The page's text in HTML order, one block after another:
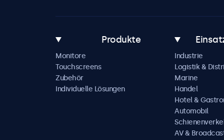
Produkte
Monitore
Touchscreens
Zubehör
Individuelle Lösungen
Industrie
Logistik &
Marine
Handel
Hotel &
Automobil
AV &